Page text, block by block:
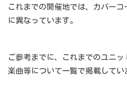
これまでの開催地では、カバー
に異なっています。
ご参考までに、これまでのユニ
楽曲等について一覧で掲載してい